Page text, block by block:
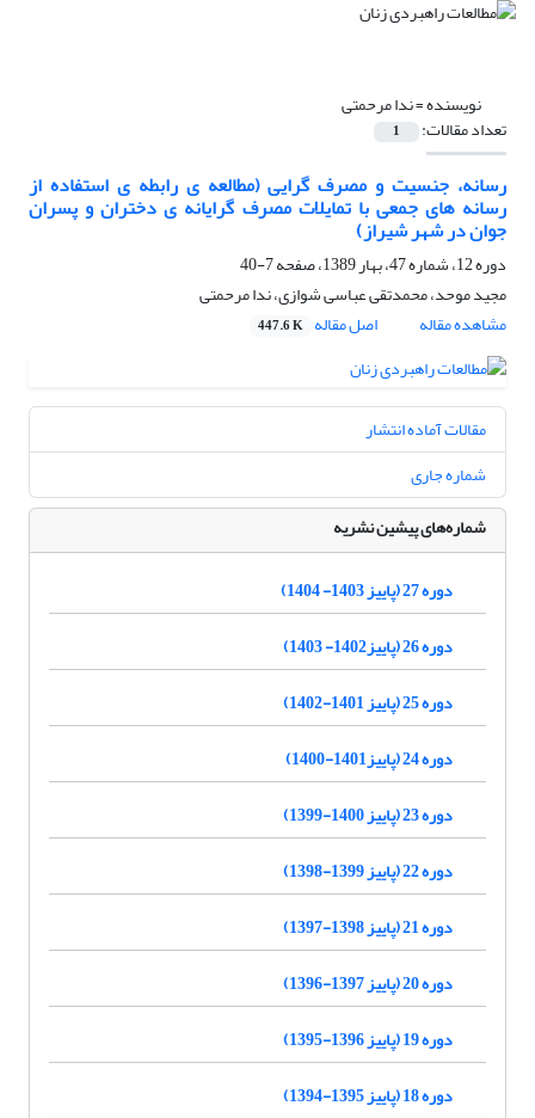
نویسنده =ندا مرحمتی
تعداد مقالات: 1
رسانه، جنسیت و مصرف گرایی (مطالعه ی رابطه ی استفاده از
رسانه های جمعی با تمایلات مصرف گرایانه ی دختران و پسران
جوان در شهر شیراز)
دوره 12، شماره 47، بهار 1389، صفحه
7-40
مجید موحد، محمدتقی عباسی شوازی، ندا مرحمتی
مشاهده مقاله
اصل مقاله 447.6 K
مقالات آماده انتشار
شماره جاری
شماره‌های پیشین نشریه
دوره 27 (پاییز 1403- 1404)
دوره 26 (پاییز1402- 1403)
دوره 25 (پاییز 1401-1402)
دوره 24 (پاییز1401-1400)
دوره 23 (پاییز 1400-1399)
دوره 22 (پاییز 1399-1398)
دوره 21 (پاییز 1398-1397)
دوره 20 (پاییز 1397-1396)
دوره 19 (پاییز 1396-1395)
دوره 18 (پاییز 1395-1394)